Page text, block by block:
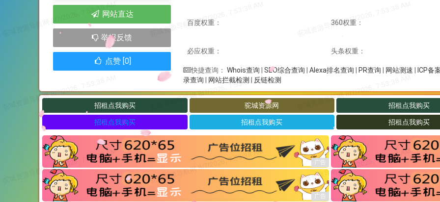
百度权重： 360权重：
必应权重： 头条权重：
快捷查询： Whois查询 SEO综合查询 Alexa排名查询 PR查询 网站测速
ICP备
录查询
网站拦截检测 反链检测
网站直达
举报反馈
点赞 [0]